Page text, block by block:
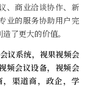
、商业洽谈协作、新
业的服务协助用户完
了更大的价值。
议系统，视果视频会
频会议设备，视频会
渠道商，政企，学